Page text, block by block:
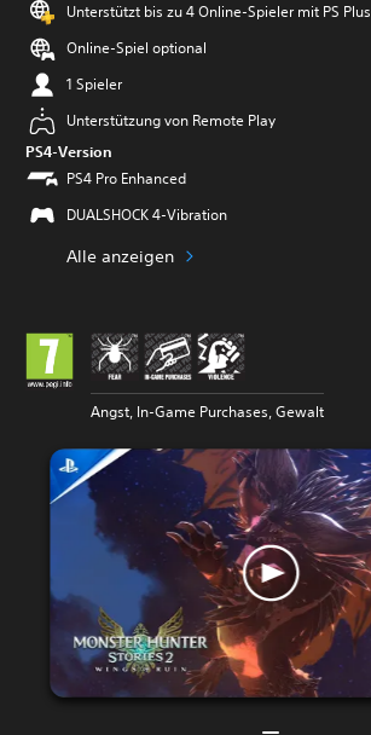
Unterstützt bis zu 4 Online-Spieler mit PS Plus
Online-Spiel optional
1 Spieler
Unterstützung von Remote Play
PS4-Version
PS4 Pro Enhanced
DUALSHOCK 4-Vibration
Alle anzeigen
Angst, In-Game Purchases, Gewalt